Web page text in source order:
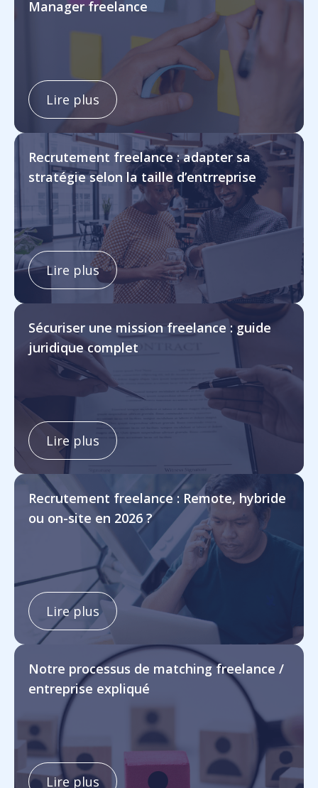
Manager freelance
Lire plus
Recrutement freelance : adapter sa
stratégie selon la taille d’entrreprise
Lire plus
Sécuriser une mission freelance : guide
juridique complet
Lire plus
Recrutement freelance : Remote, hybride
ou on-site en 2026 ?
Lire plus
Notre processus de matching freelance /
entreprise expliqué
Lire plus